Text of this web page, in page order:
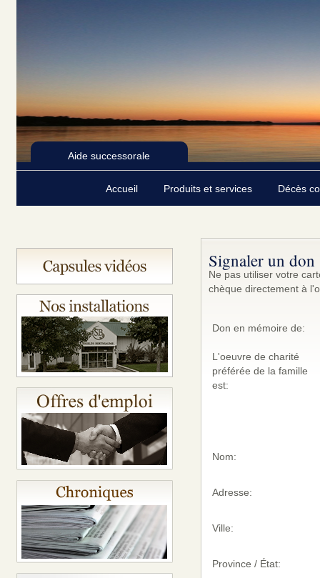
Aide successorale
Accueil Produits et services Décès
Signaler un don
Ne pas utiliser votre
chèque directement à
Don en mémoire de:
L'oeuvre de charité
préférée de la famille
est:
Nom:
Adresse:
Ville:
Province / État: